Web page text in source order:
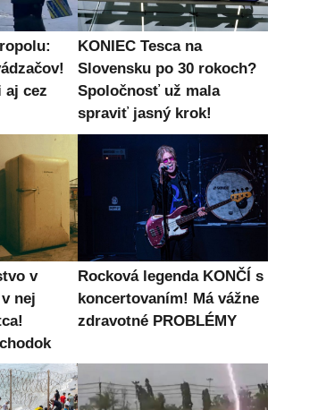
aj cez
KONIEC Tesca na
Slovensku po 30 rokoch?
Spoločnosť už mala
spraviť jasný krok!
v
nej
Rocková legenda KONČÍ s
koncertovaním! Má vážne
zdravotné PROBLÉMY